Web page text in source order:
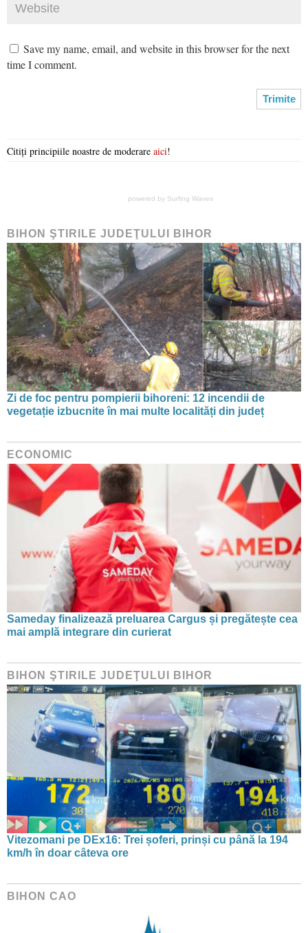
Save my name, email, and website in this browser for the next
time I comment.
Citiți principiile noastre de moderare aici!
powered by Surfing Waves
BIHON ŞTIRILE JUDEŢULUI BIHOR
Zi de foc pentru pompierii bihoreni: 12 incendii de
vegetație izbucnite în mai multe localități din județ
ECONOMIC
Sameday finalizează preluarea Cargus și pregătește cea
mai amplă integrare din curierat
BIHON ŞTIRILE JUDEŢULUI BIHOR
Vitezomani pe DEx16: Trei șoferi, prinși cu până la 194
km/h în doar câteva ore
BIHON CAO